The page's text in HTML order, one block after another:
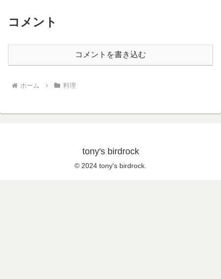
コメント
コメントを書き込む
ホーム 料理
tony's birdrock
© 2024 tony's birdrock.